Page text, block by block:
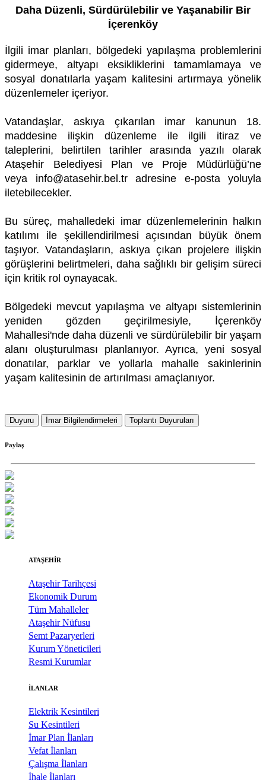
Daha Düzenli, Sürdürülebilir ve Yaşanabilir Bir
İçerenköy
İlgili imar planları, bölgedeki yapılaşma problemlerini
gidermeye, altyapı eksikliklerini tamamlamaya ve
sosyal donatılarla yaşam kalitesini artırmaya yönelik
düzenlemeler içeriyor.
Vatandaşlar, askıya çıkarılan imar kanunun 18.
maddesine ilişkin düzenleme ile ilgili itiraz ve
taleplerini, belirtilen tarihler arasında yazılı olarak
Ataşehir Belediyesi Plan ve Proje Müdürlüğü’ne
veya
info@atasehir.bel.tr
adresine e-posta yoluyla
iletebilecekler.
Bu süreç, mahalledeki imar düzenlemelerinin halkın
katılımı ile şekillendirilmesi açısından büyük önem
taşıyor. Vatandaşların, askıya çıkan projelere ilişkin
görüşlerini belirtmeleri, daha sağlıklı bir gelişim süreci
için kritik rol oynayacak.
Bölgedeki mevcut yapılaşma ve altyapı sistemlerinin
yeniden gözden geçirilmesiyle, İçerenköy
Mahallesi'nde daha düzenli ve sürdürülebilir bir yaşam
alanı oluşturulması planlanıyor. Ayrıca, yeni sosyal
donatılar, parklar ve yollarla mahalle sakinlerinin
yaşam kalitesinin de artırılması amaçlanıyor.
Duyuru İmar Bilgilendirmeleri Toplantı Duyuruları
Paylaş
ATAŞEHİR
Ataşehir Tarihçesi
Ekonomik Durum
Tüm Mahalleler
Ataşehir Nüfusu
Semt Pazaryerleri
Kurum Yöneticileri
Resmi Kurumlar
İLANLAR
Elektrik Kesintileri
Su Kesintileri
İmar Plan İlanları
Vefat İlanları
Çalışma İlanları
İhale İlanları